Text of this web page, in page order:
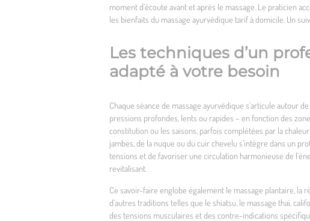
moment d’écoute avant et après le massage. Le praticien
les bienfaits du massage ayurvédique tarif à domicile. Un
Les techniques d’un
adapté à votre besoin
Chaque séance de massage ayurvédique s’articule autour
pressions profondes, lents ou rapides – en fonction des
constitution ou les saisons, parfois complétées par la
jambes, de la nuque ou du cuir chevelu s’intègre dans un
tensions et de favoriser une circulation harmonieuse de
revitalisant.
Ce savoir-faire englobe également le massage plantaire, la
d’autres traditions telles que le shiatsu, le massage thaï,
des tensions musculaires et des contre-indications